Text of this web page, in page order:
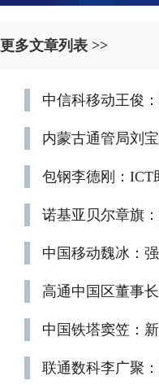
更多文章列表 >>
中信科移动王俊
内蒙古通管局刘
包钢李德刚：ICT
诺基亚贝尔章旗
中国移动魏冰：
高通中国区董事
中国铁塔窦笠：
联通数科李广聚